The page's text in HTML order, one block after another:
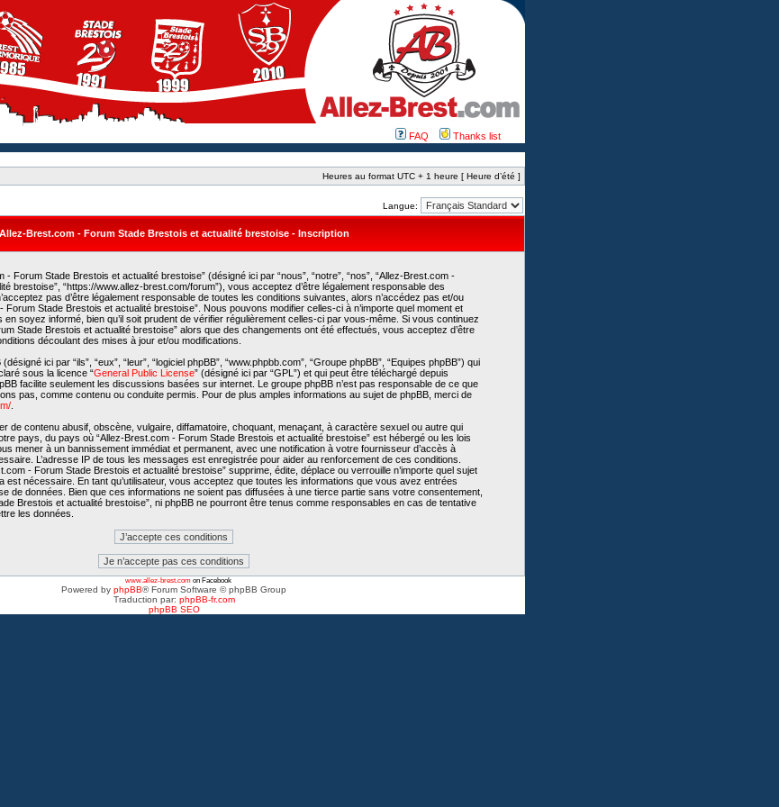
FAQ Thanks list
Heures au format UTC + 1 heure [ Heure d’été ]
Langue:
Allez-Brest.com - Forum Stade Brestois et actualité brestoise - Inscription
- Forum Stade Brestois et actualité brestoise” (désigné ici par “nous”, “notre”, “nos”, “Allez-Brest.com -
brestoise”, “https://www.allez-brest.com/forum”), vous acceptez d’être légalement responsable des
pas d’être légalement responsable de toutes les conditions suivantes, alors n’accédez pas et/ou
Forum Stade Brestois et actualité brestoise”. Nous pouvons modifier celles-ci à n’importe quel moment et
soyez informé, bien qu’il soit prudent de vérifier régulièrement celles-ci par vous-même. Si vous continuez
Stade Brestois et actualité brestoise” alors que des changements ont été effectués, vous acceptez d’être
découlant des mises à jour et/ou modifications.
ici par “ils”, “eux”, “leur”, “logiciel phpBB”, “www.phpbb.com”, “Groupe phpBB”, “Equipes phpBB”) qui
sous la licence “General Public License” (désigné ici par “GPL”) et qui peut être téléchargé depuis
facilite seulement les discussions basées sur internet. Le groupe phpBB n’est pas responsable de ce que
pas, comme contenu ou conduite permis. Pour de plus amples informations au sujet de phpBB, merci de
.
de contenu abusif, obscène, vulgaire, diffamatoire, choquant, menaçant, à caractère sexuel ou autre qui
pays, du pays où “Allez-Brest.com - Forum Stade Brestois et actualité brestoise” est hébergé ou les lois
mener à un bannissement immédiat et permanent, avec une notification à votre fournisseur d’accès à
L’adresse IP de tous les messages est enregistrée pour aider au renforcement de ces conditions.
- Forum Stade Brestois et actualité brestoise” supprime, édite, déplace ou verrouille n’importe quel sujet
est nécessaire. En tant qu’utilisateur, vous acceptez que toutes les informations que vous avez entrées
de données. Bien que ces informations ne soient pas diffusées à une tierce partie sans votre consentement,
Brestois et actualité brestoise”, ni phpBB ne pourront être tenus comme responsables en cas de tentative
les données.
www.allez-brest.com on Facebook
Powered by phpBB® Forum Software © phpBB Group
Traduction par: phpBB-fr.com
phpBB SEO